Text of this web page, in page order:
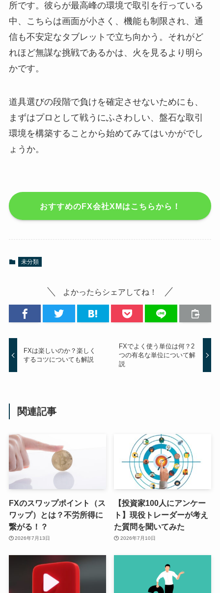
所です。彼らが最高峰の環境で取引を行っている
中、こちらは画面が小さく、機能も制限され、通
信も不安定なタブレットで立ち向かう。それがど
れほど無謀な挑戦であるかは、火を見るより明ら
かです。
道具選びの段階で負けを確定させないためにも、
まずはプロとして戦うにふさわしい、盤石な取引
環境を構築することから始めてみてはいかがでし
ょうか。
おすすめのFX会社XMはこちらから！
未分類
よかったらシェアしてね！
FXは楽しいのか？楽しく
するコツについても解説
FXでよく使う単位は何？2
つの有名な単位について解
説
関連記事
FXのスワップポイント（ス
ワップ）とは？不労所得に
繋がる！？
2026年7月13日
【投資家100人にアンケー
ト】現役トレーダーが考え
た質問を聞いてみた
2026年7月10日